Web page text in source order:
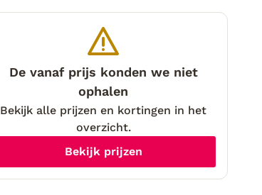
De vanaf prijs konden we niet
ophalen
Bekijk alle prijzen en kortingen in het
overzicht.
Bekijk prijzen